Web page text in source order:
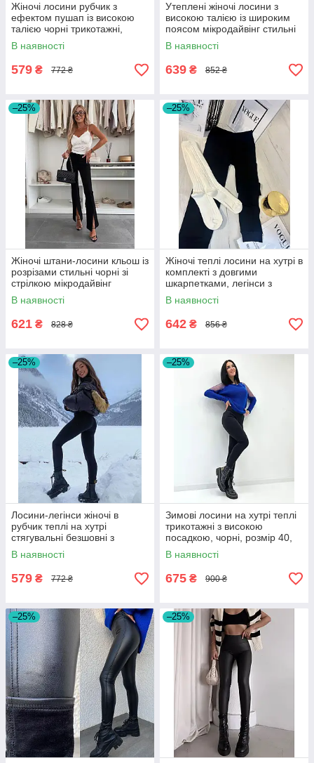
Жіночі лосини рубчик з
ефектом пушап із високою
талією чорні трикотажні,
розмір 42/48
В наявності
579 ₴ 772 ₴
Утеплені жіночі лосини з
високою талією із широким
поясом мікродайвінг стильні
зі штрипками через палець
В наявності
639 ₴ 852 ₴
–25%
Жіночі штани-лосини кльош із
розрізами стильні чорні зі
стрілкою мікродайвінг
В наявності
621 ₴ 828 ₴
–25%
Жіночі теплі лосини на хутрі в
комплекті з довгими
шкарпетками, легінси з
високою посадкою
В наявності
642 ₴ 856 ₴
–25%
Лосини-легінси жіночі в
рубчик теплі на хутрі
стягувальні безшовні з
високою талією, чорні, розмір
42/48
В наявності
579 ₴ 772 ₴
–25%
Зимові лосини на хутрі теплі
трикотажні з високою
посадкою, чорні, розмір 40,
42, 44, 46, 48
В наявності
675 ₴ 900 ₴
–25% –25%